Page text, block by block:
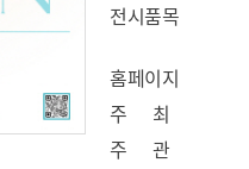
전시품목
홈페이지
주 최
주 관